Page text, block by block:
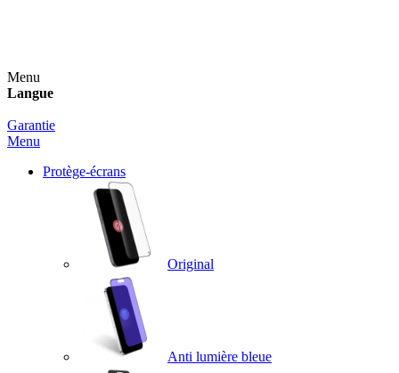
Menu
Langue
Garantie
Menu
Protège-écrans
Original
Anti lumière bleue